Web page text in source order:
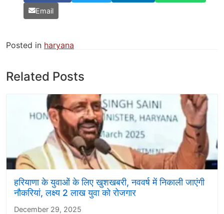
Email
Posted in haryana
Related Posts
हरियाणा के युवाओं के लिए खुशखबरी, नववर्ष में निकाली जाएंगी
नौकरियां, लक्ष्य 2 लाख युवा को रोजगार
December 29, 2025